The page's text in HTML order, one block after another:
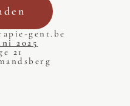
gent.be
2025
21